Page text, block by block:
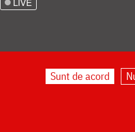
Sunt de acord